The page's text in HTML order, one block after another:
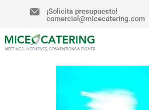
¡Solicita presupuesto!
comercial@micecatering.com